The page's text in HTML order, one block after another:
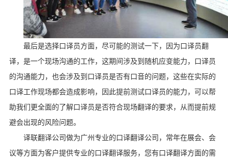
最后是选择口译员方面，尽可能的测试一下，因为口译员翻
译，是一个现场沟通的工作，这期间涉及到随机应变能力，口译员
的沟通能力，也会涉及到口译员是否有口音的问题，这些在实际的
口译工作现场都会造成影响，因此提前测试口译员的能力，可以帮
助我们更全面的了解口译员是否符合现场翻译的要求，从而提前规
避会出现的风险问题。
译联翻译公司做为广州专业的口译翻译公司，常年在展会、会
议等方面为客户提供专业的口译翻译服务，您有口译翻译方面的需